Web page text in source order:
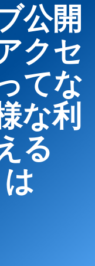
公開
クセ
てな
な利
る